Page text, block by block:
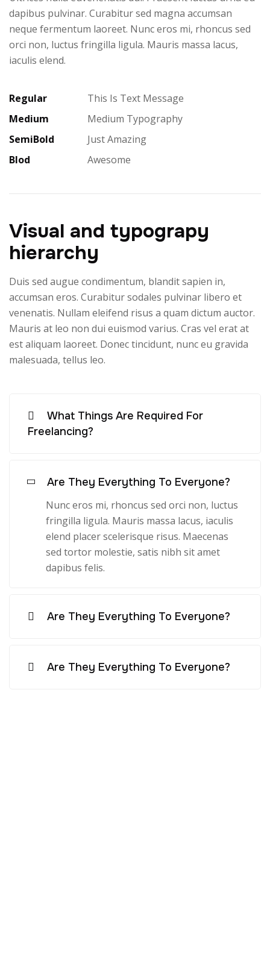
dapibus pulvinar. Curabitur sed magna accumsan
neque fermentum laoreet. Nunc eros mi, rhoncus sed
orci non, luctus fringilla ligula. Mauris massa lacus,
iaculis elend.
Regular
Medium
SemiBold
Blod
This Is Text Message
Medium Typography
Just Amazing
Awesome
Visual and typograpy
hierarchy
Duis sed augue condimentum, blandit sapien in,
accumsan eros. Curabitur sodales pulvinar libero et
venenatis. Nullam eleifend risus a quam dictum auctor.
Mauris at leo non dui euismod varius. Cras vel erat at
est aliquam laoreet. Donec tincidunt, nunc eu gravida
malesuada, tellus leo.
What Things Are Required For
Freelancing?
Are They Everything To Everyone?
Nunc eros mi, rhoncus sed orci non, luctus
fringilla ligula. Mauris massa lacus, iaculis
elend placer scelerisque risus. Maecenas
sed tortor molestie, satis nibh sit amet
dapibus felis.
Are They Everything To Everyone?
Are They Everything To Everyone?